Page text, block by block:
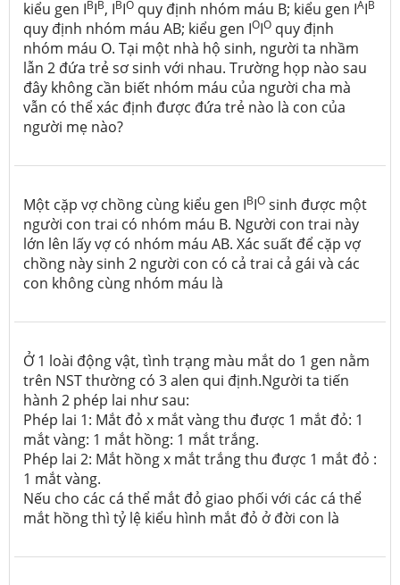
kiểu gen IBIB, IBIO quy định nhóm máu B; kiểu gen IAIB
quy định nhóm máu AB; kiểu gen IOIO quy định
nhóm máu O. Tại một nhà hộ sinh, người ta nhầm
lẫn 2 đứa trẻ sơ sinh với nhau. Trường họp nào sau
đây không cần biết nhóm máu của người cha mà
vẫn có thể xác định được đứa trẻ nào là con của
người mẹ nào?
Một cặp vợ chồng cùng kiểu gen IBIO sinh được một
người con trai có nhóm máu B. Người con trai này
lớn lên lấy vợ có nhóm máu AB. Xác suất để cặp vợ
chồng này sinh 2 người con có cả trai cả gái và các
con không cùng nhóm máu là
Ở 1 loài động vật, tình trạng màu mắt do 1 gen nằm
trên NST thường có 3 alen qui định.Người ta tiến
hành 2 phép lai như sau:
Phép lai 1: Mắt đỏ x mắt vàng thu được 1 mắt đỏ: 1
mắt vàng: 1 mắt hồng: 1 mắt trắng.
Phép lai 2: Mắt hồng x mắt trắng thu được 1 mắt đỏ :
1 mắt vàng.
Nếu cho các cá thể mắt đỏ giao phối với các cá thể
mắt hồng thì tỷ lệ kiểu hình mắt đỏ ở đời con là